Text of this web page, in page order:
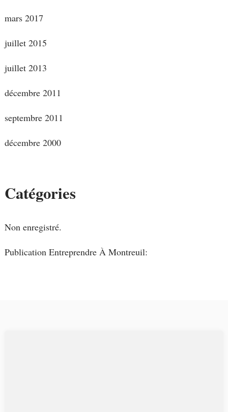
mars 2017
juillet 2015
juillet 2013
décembre 2011
septembre 2011
décembre 2000
Catégories
Non enregistré.
Publication Entreprendre À Montreuil: